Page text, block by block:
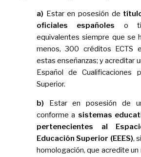
a) Estar en posesión de
oficiales españoles o
equivalentes siempre que se
menos, 300 créditos ECTS
estas enseñanzas; y acreditar
Español de Cualificaciones
Superior.
b) Estar en posesión de
conforme a sistemas
pertenecientes al
Educación Superior (EEES),
homologación, que acredite un